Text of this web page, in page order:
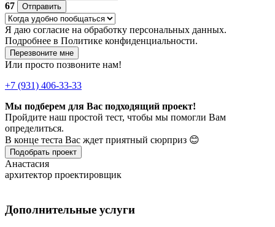
67
Отправить
Я даю согласие на обработку персональных данных.
Подробнее в Политике конфиденциальности.
Перезвоните мне
Или просто позвоните нам!
+7 (931) 406-33-33
Мы подберем для Вас подходящий проект!
Пройдите наш простой тест, чтобы мы помогли Вам
определиться.
В конце теста Вас ждет приятный сюрприз 😊
Подобрать проект
Анастасия
архитектор проектировщик
Дополнительные услуги